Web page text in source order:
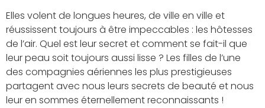
Elles volent de longues heures, de ville en ville et
réussissent toujours à être impeccables : les hôtesses
de l’air. Quel est leur secret et comment se fait-il que
leur peau soit toujours aussi lisse ? Les filles de l’une
des compagnies aériennes les plus prestigieuses
partagent avec nous leurs secrets de beauté et nous
leur en sommes éternellement reconnaissants !